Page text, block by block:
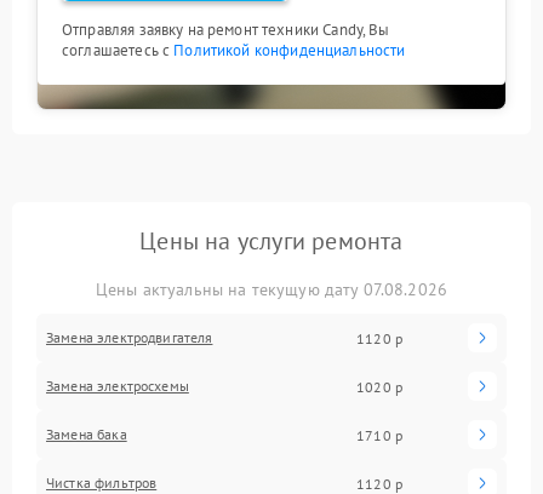
Отправляя заявку на ремонт техники Candy, Вы
соглашаетесь с Политикой конфиденциальности
Цены на услуги ремонта
Цены актуальны на текущую дату 07.08.2026
Замена электродвигателя 1120 р
Замена электросхемы 1020 р
Замена бака 1710 р
Чистка фильтров 1120 р